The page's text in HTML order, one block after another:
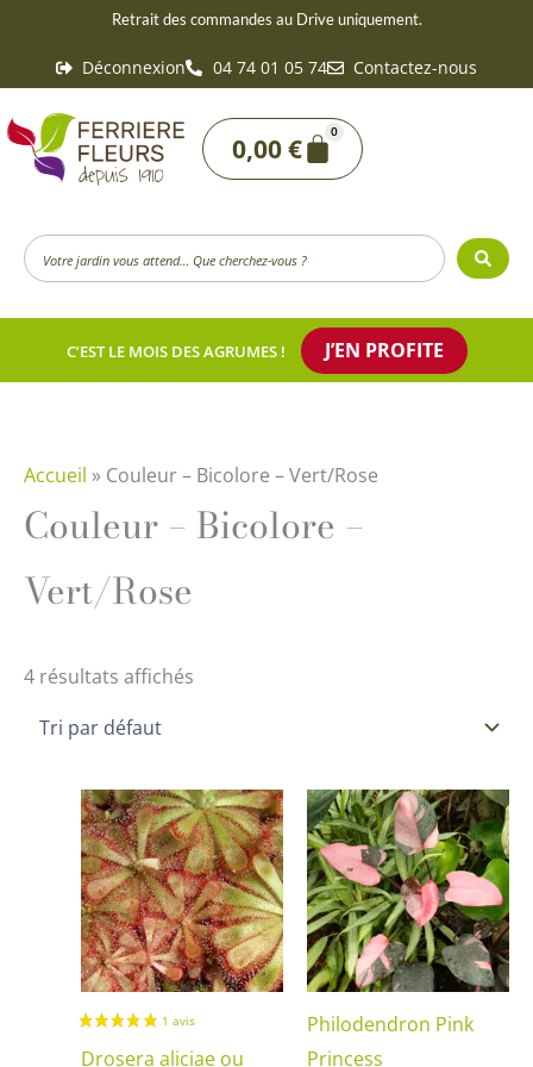
contenu
Retrait des commandes au Drive uniquement.
Déconnexion 04 74 01 05 74 Contactez-nous
0,00€
0
Panier
Search
...
C’EST LE MOIS DES AGRUMES ! J’EN PROFITE
Accueil » Couleur – Bicolore – Vert/Rose
Couleur – Bicolore –
Vert/Rose
4 résultats affichés
Drosera aliciae ou
Philodendron Pink
Princess
Ce
a
Les